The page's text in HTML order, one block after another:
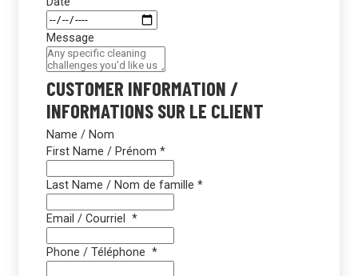
Message
CUSTOMER INFORMATION /
INFORMATIONS SUR LE CLIENT
Name / Nom
First Name / Prénom *
Last Name / Nom de famille *
Email / Courriel *
Phone / Téléphone *